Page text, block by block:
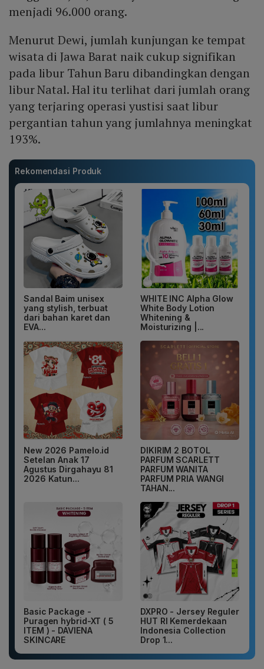
menjadi 96.000 orang.
Menurut Dewi, jumlah kunjungan ke tempat
wisata di Jawa Barat naik cukup signifikan
pada libur Tahun Baru dibandingkan dengan
libur Natal. Hal itu terlihat dari jumlah orang
yang terjaring operasi yustisi saat libur
pergantian tahun yang jumlahnya meningkat
193%.
Rekomendasi Produk
Sandal Baim unisex
yang stylish, terbuat
dari bahan karet dan
EVA...
WHITE INC Alpha Glow
White Body Lotion
Whitening &
Moisturizing |...
New 2026 Pamelo.id
Setelan Anak 17
Agustus Dirgahayu 81
2026 Katun...
DIKIRIM 2 BOTOL
PARFUM SCARLETT
PARFUM WANITA
PARFUM PRIA WANGI
TAHAN...
Basic Package -
Puragen hybrid-XT ( 5
ITEM ) - DAVIENA
SKINCARE
DXPRO - Jersey Reguler
HUT RI Kemerdekaan
Indonesia Collection
Drop 1...